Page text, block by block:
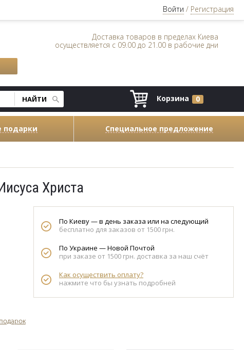
Войти / Регистрация
Доставка товаров в пределах Киева
осуществляется с 09.00 до 21.00 в рабочие дни
Корзина 0
подарки Специальное предложение
Христа
По Киеву — в день заказа или на следующий
бесплатно для заказов от 1500 грн.
По Украине — Новой Почтой
при заказе от 1500 грн. доставка за наш счёт
Как осуществить оплату?
нажмите что бы узнать подробней